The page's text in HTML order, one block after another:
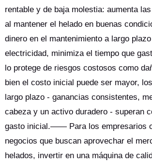
rentable y de baja molestia: aumenta
al mantener el helado en buenas
dinero en el mantenimiento a largo
electricidad, minimiza el tiempo que
lo protege de riesgos costosos como
bien el costo inicial puede ser mayor,
largo plazo - ganancias consistentes,
cabeza y un activo duradero - superan
gasto inicial.—— Para los empresarios
negocios que buscan aprovechar el
helados, invertir en una máquina de